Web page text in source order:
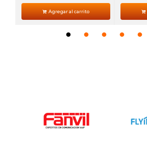
Agregar al carrito